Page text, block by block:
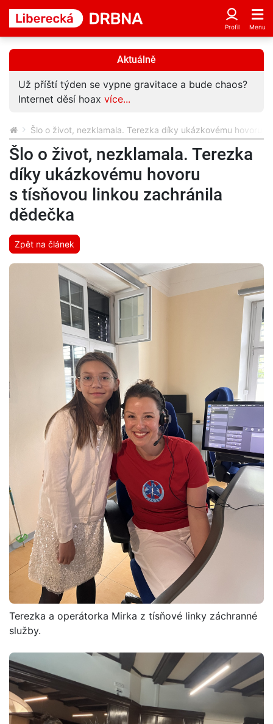
Aktuálně
Už příští týden se vypne gravitace a bude chaos?
Internet děsí hoax více...
Šlo o život, nezklamala. Terezka díky ukázkovému hovoru
Šlo o život, nezklamala. Terezka
díky ukázkovému hovoru
s tísňovou linkou zachránila
dědečka
Zpět na článek
Terezka a operátorka Mirka z tísňové linky záchranné
služby.